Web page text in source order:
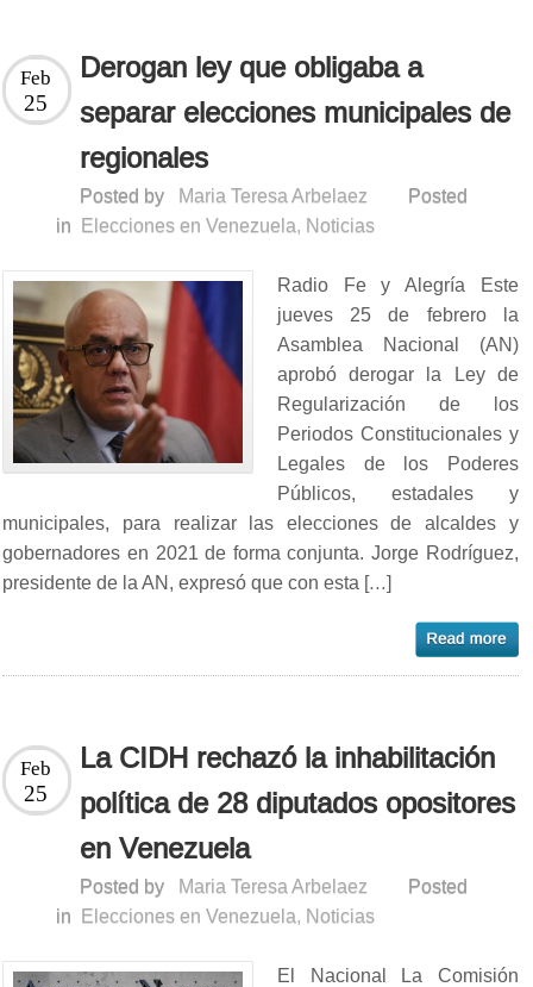
Derogan ley que obligaba a
separar elecciones municipales de
regionales
Feb
25
Posted by Maria Teresa Arbelaez
Posted
in
Elecciones en Venezuela, Noticias
Radio Fe y Alegría Este
jueves 25 de febrero la
Asamblea Nacional (AN)
aprobó derogar la Ley de
Regularización de los
Periodos Constitucionales y
Legales de los Poderes
Públicos, estadales y
municipales, para realizar las elecciones de alcaldes y
gobernadores en 2021 de forma conjunta. Jorge Rodríguez,
presidente de la AN, expresó que con esta […]
La CIDH rechazó la inhabilitación
política de 28 diputados opositores
en Venezuela
Feb
25
Posted by Maria Teresa Arbelaez
Posted
in
Elecciones en Venezuela, Noticias
El Nacional La Comisión